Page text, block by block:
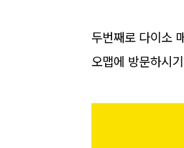
두번째로 다이소
오맵에 방문하시